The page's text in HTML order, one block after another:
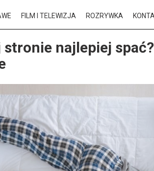
FILM I TELEWIZJA ROZRYWKA
stronie najlepiej